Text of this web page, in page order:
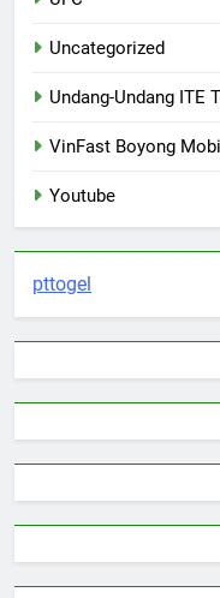
Uncategorized
Undang-Undang ITE
VinFast Boyong
Youtube
pttogel